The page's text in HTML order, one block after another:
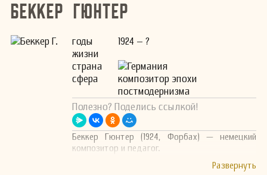
Беккер Гюнтер
годы
жизни
1924 – ?
страна
Германия
сфера
композитор эпохи
постмодернизма
Полезно? Поделись ссылкой!
Беккер Гюнтер (1924, Форбах) — немецкий
композитор и педагог.